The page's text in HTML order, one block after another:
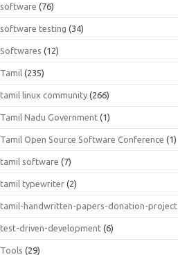
software (76)
software testing (34)
Softwares (12)
Tamil (235)
tamil linux community (266)
Tamil Nadu Government (1)
Tamil Open Source Software Conference (1)
tamil software (7)
tamil typewriter (2)
tamil-handwritten-papers-donation-project
test-driven-development (6)
Tools (29)